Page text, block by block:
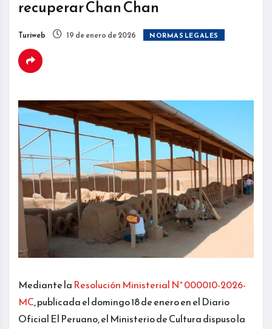
recuperar Chan Chan
Turiweb 19 de enero de 2026 NORMAS LEGALES
Mediante la Resolución Ministerial N° 000010-2026-
MC, publicada el domingo 18 de enero en el Diario
Oficial El Peruano, el Ministerio de Cultura dispuso la